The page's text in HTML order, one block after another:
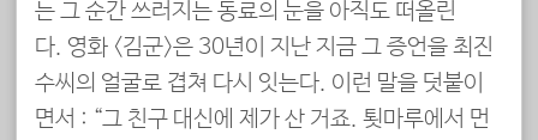
는 그 순간 쓰러지는 동료의 눈을 아직도 떠올린
다. 영화 <김군>은 30년이 지난 지금 그 증언을 최진
수씨의 얼굴로 겹쳐 다시 잇는다. 이런 말을 덧붙이
면서 : “그 친구 대신에 제가 산 거죠. 툇마루에서 먼